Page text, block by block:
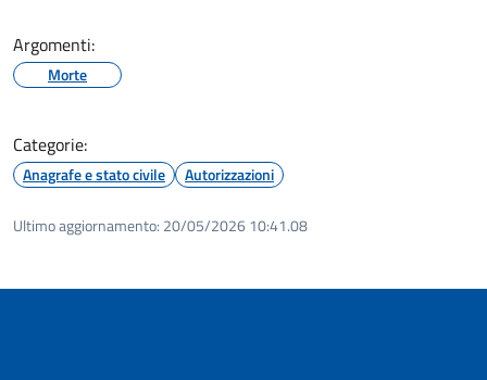
Argomenti:
Morte
Categorie:
Anagrafe e stato civile Autorizzazioni
Ultimo aggiornamento: 20/05/2026 10:41.08